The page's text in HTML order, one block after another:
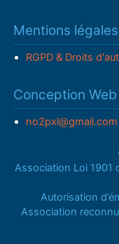
Mentions légales
RGPD & Droits
Conception Web
no2pxl@gmail.com
Association Loi 1901
Autorisation
Association